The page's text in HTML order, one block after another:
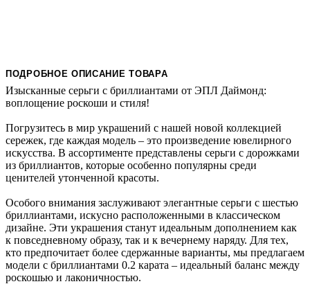
ПОДРОБНОЕ ОПИСАНИЕ ТОВАРА
Изысканные серьги с бриллиантами от ЭПЛ Даймонд:
воплощение роскоши и стиля!
Погрузитесь в мир украшений с нашей новой коллекцией
сережек, где каждая модель – это произведение ювелирного
искусства. В ассортименте представлены серьги с дорожками
из бриллиантов, которые особенно популярны среди
ценителей утонченной красоты.
Особого внимания заслуживают элегантные серьги с шестью
бриллиантами, искусно расположенными в классическом
дизайне. Эти украшения станут идеальным дополнением как
к повседневному образу, так и к вечернему наряду. Для тех,
кто предпочитает более сдержанные варианты, мы предлагаем
модели с бриллиантами 0.2 карата – идеальный баланс между
роскошью и лаконичностью.